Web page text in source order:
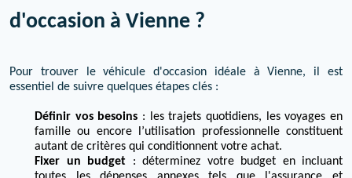
d'occasion à Vienne ?
Pour trouver le véhicule d'occasion idéale à Vienne, il est
essentiel de suivre quelques étapes clés :
Définir vos besoins : les trajets quotidiens, les voyages en
famille ou encore l’utilisation professionnelle constituent
autant de critères qui conditionnent votre achat.
Fixer un budget : déterminez votre budget en incluant